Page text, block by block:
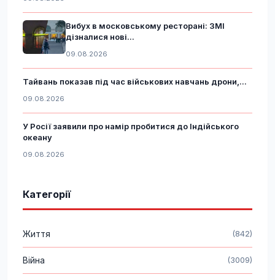
Вибух в московському ресторані: ЗМІ
дізналися нові...
09.08.2026
Тайвань показав під час військових навчань дрони,...
09.08.2026
У Росії заявили про намір пробитися до Індійського
океану
09.08.2026
Категорії
Життя (842)
Війна (3009)